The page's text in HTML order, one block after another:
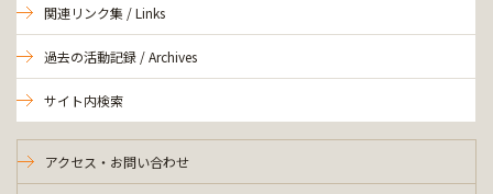
関連リンク集 / Links
過去の活動記録 / Archives
サイト内検索
アクセス・お問い合わせ